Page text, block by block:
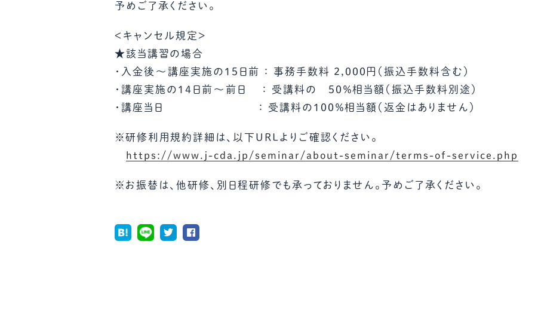
予めご了承ください。
＜キャンセル規定＞
★該当講習の場合
・入金後～講座実施の15日前 ： 事務手数料 2,000円（振込手数料含む）
・講座実施の14日前～前日 ： 受講料の 50％相当額（振込手数料別途）
・講座当日 ： 受講料の100％相当額（返金はありません）
※研修利用規約詳細は、以下URLよりご確認ください。
https://www.j-cda.jp/seminar/about-seminar/terms-of-service.php
※お振替は、他研修、別日程研修でも承っておりません。予めご了承ください。